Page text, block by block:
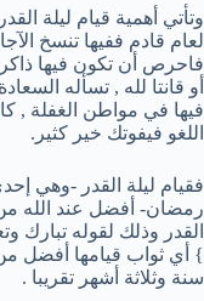
وتأتي أهمية قيام ليلة
لعام قادم ففيها تنسخ
فاحرص أن تكون فيها
أو قانتا لله , تسأله
فيها في مواطن الغفلة ,
اللغو فيفوتك خير كثير.
فقيام ليلة القدر -وهي
رمضان- أفضل عند الله
القدر وذلك لقوله تبارك
} أي ثواب قيامها أفضل من
سنة وثلاثة أشهر تقريبا .